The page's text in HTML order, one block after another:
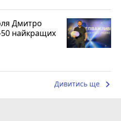
Дмитро
найкращих
Дивитись ще keyboard_arrow_right